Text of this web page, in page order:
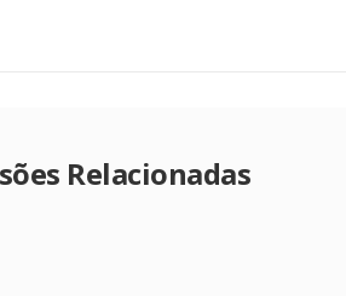
Relacionadas